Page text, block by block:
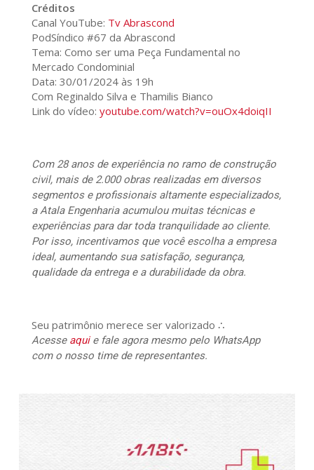
Créditos
Canal YouTube: Tv Abrascond
PodSíndico #67 da Abrascond
Tema: Como ser uma Peça Fundamental no
Mercado Condominial
Data: 30/01/2024 às 19h
Com Reginaldo Silva e Thamilis Bianco
Link do vídeo: youtube.com/watch?v=ouOx4doiqII
Com 28 anos de experiência no ramo de construção
civil, mais de 2.000 obras realizadas em diversos
segmentos e profissionais altamente especializados,
a Atala Engenharia acumulou muitas técnicas e
experiências para dar toda tranquilidade ao cliente.
Por isso, incentivamos que você escolha a empresa
ideal, aumentando sua satisfação, segurança,
qualidade da entrega e a durabilidade da obra.
Seu patrimônio merece ser valorizado ∴
Acesse aquie fale agora mesmo pelo WhatsApp
com o nosso time de representantes.